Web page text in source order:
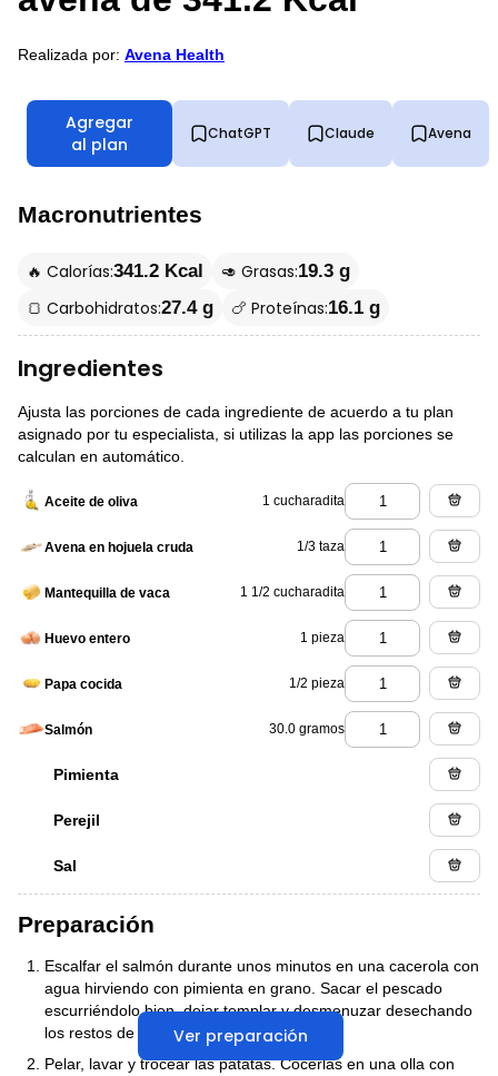
Realizada por: Avena Health
Agregar
al plan
ChatGPT Claude Avena
Macronutrientes
🔥 Calorías:341.2 Kcal 🥑 Grasas:19.3 g
🍞 Carbohidratos:27.4 g 🍗 Proteínas:16.1 g
Ingredientes
Ajusta las porciones de cada ingrediente de acuerdo a tu plan
asignado por tu especialista, si utilizas la app las porciones se
calculan en automático.
Aceite de oliva 1 cucharadita
Avena en hojuela cruda 1/3 taza
Mantequilla de vaca 1 1/2 cucharadita
Huevo entero 1 pieza
Papa cocida 1/2 pieza
Salmón 30.0 gramos
Pimienta
Perejil
Sal
Ver preparación
Preparación
Escalfar el salmón durante unos minutos en una cacerola con
agua hirviendo con pimienta en grano. Sacar el pescado
escurriéndolo bien, dejar templar y desmenuzar desechando
los restos de raspas.
Pelar, lavar y trocear las patatas. Cocerlas en una olla con